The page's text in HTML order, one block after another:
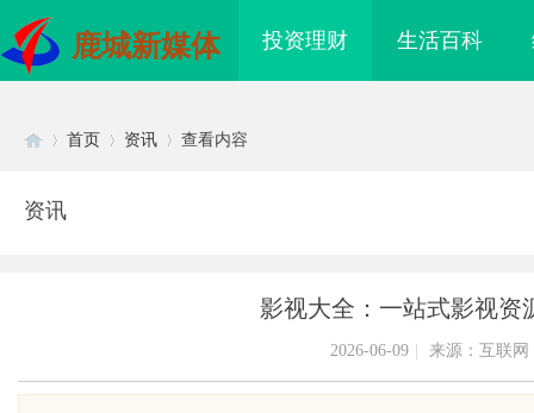
鹿城新媒体 投资理财 生活百科
首页 资讯 查看内容
资讯
影视大全：一站式影视资
2026-06-09 来源：互联网